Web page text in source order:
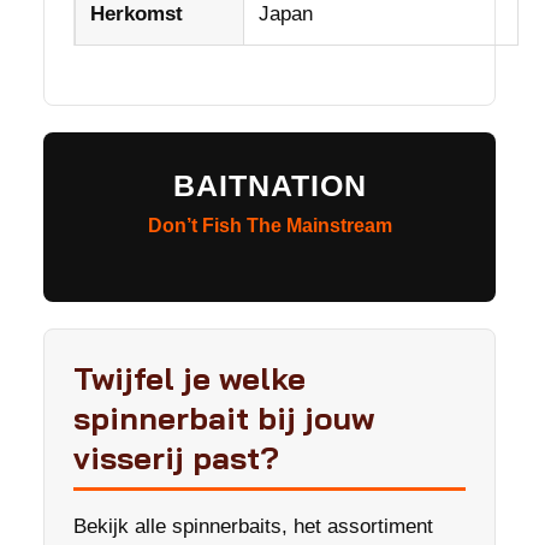
Herkomst Japan
BAITNATION
Don’t Fish The Mainstream
Twijfel je welke
spinnerbait bij jouw
visserij past?
Bekijk alle spinnerbaits, het assortiment